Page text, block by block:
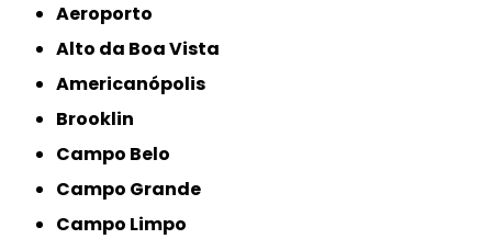
Aeroporto
Alto da Boa Vista
Americanópolis
Brooklin
Campo Belo
Campo Grande
Campo Limpo